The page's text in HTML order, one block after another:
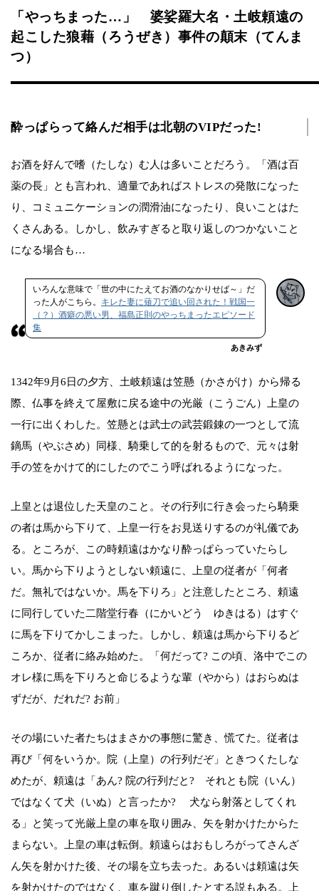
「やっちまった…」 婆娑羅大名・土岐頼遠の
起こした狼藉（ろうぜき）事件の顛末（てんま
つ）
酔っぱらって絡んだ相手は北朝のVIPだった!
お酒を好んで嗜（たしな）む人は多いことだろう。「酒は百
薬の長」とも言われ、適量であればストレスの発散になった
り、コミュニケーションの潤滑油になったり、良いことはた
くさんある。しかし、飲みすぎると取り返しのつかないこと
になる場合も…
いろんな意味で「世の中にたえてお酒のなかりせば～」だ
った人がこちら。 キレた妻に薙刀で追い回された！戦国一
（？）酒癖の悪い男、福島正則のやっちまったエピソード
集
あきみず
1342年9月6日の夕方、土岐頼遠は笠懸（かさがけ）から帰る
際、仏事を終えて屋敷に戻る途中の光厳（こうごん）上皇の
一行に出くわした。笠懸とは武士の武芸鍛錬の一つとして流
鏑馬（やぶさめ）同様、騎乗して的を射るもので、元々は射
手の笠をかけて的にしたのでこう呼ばれるようになった。
上皇とは退位した天皇のこと。その行列に行き会ったら騎乗
の者は馬から下りて、上皇一行をお見送りするのが礼儀であ
る。ところが、この時頼遠はかなり酔っぱらっていたらし
い。馬から下りようとしない頼遠に、上皇の従者が「何者
だ。無礼ではないか。馬を下りろ」と注意したところ、頼遠
に同行していた二階堂行春（にかいどう ゆきはる）はすぐ
に馬を下りてかしこまった。しかし、頼遠は馬から下りるど
ころか、従者に絡み始めた。「何だって? この頃、洛中でこの
オレ様に馬を下りろと命じるような輩（やから）はおらぬは
ずだが、だれだ? お前」
その場にいた者たちはまさかの事態に驚き、慌てた。従者は
再び「何をいうか。院（上皇）の行列だぞ」ときつくたしな
めたが、頼遠は「あん? 院の行列だと? それとも院（いん）
ではなくて犬（いぬ）と言ったか? 犬なら射落としてくれ
る」と笑って光厳上皇の車を取り囲み、矢を射かけたからた
まらない。上皇の車は転倒。頼遠らはおもしろがってさんざ
ん矢を射かけた後、その場を立ち去った。あるいは頼遠は矢
を射かけたのではなく、車を蹴り倒したとする説もある。上